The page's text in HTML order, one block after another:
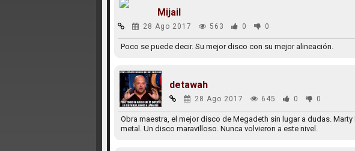
Mijail
28 Ago 2017 563 0 0
Poco se puede decir. Su mejor disco con su mejor alineación.
detawah
28 Ago 2017 645 0 0
Obra maestra, el mejor disco de Megadeth sin lugar a dudas.
metal. Un disco maravilloso. Nunca volvieron a este nivel.